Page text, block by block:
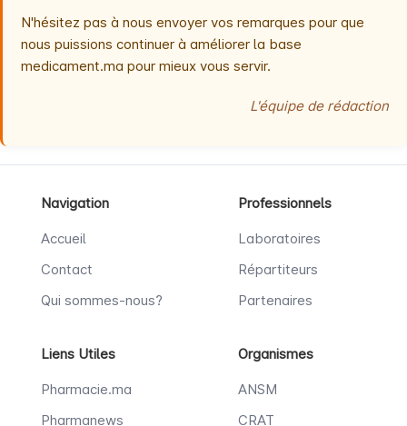
N'hésitez pas à nous envoyer vos remarques pour que
nous puissions continuer à améliorer la base
medicament.ma pour mieux vous servir.
L'équipe de rédaction
Navigation
Accueil
Contact
Qui sommes-nous?
Professionnels
Laboratoires
Répartiteurs
Partenaires
Liens Utiles
Pharmacie.ma
Pharmanews
Organismes
ANSM
CRAT